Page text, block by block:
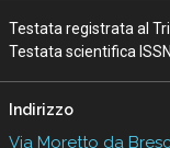
Testata registrata al
Testata scientifica
Indirizzo
Via Moretto da